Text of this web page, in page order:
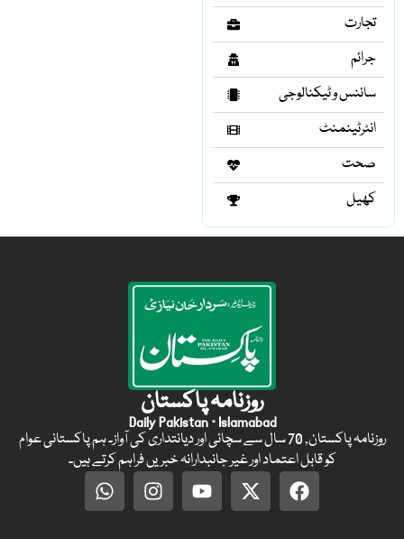
تجارت
جرائم
سائنس و ٹیکنالوجی
انٹرٹینمنٹ
صحت
کھیل
روزنامہ پاکستان
Daily Pakistan · Islamabad
روزنامہ پاکستان, 70 سال سے سچائی اور دیانتداری کی آواز۔ ہم پاکستانی عوام
کو قابل اعتماد اور غیر جانبدارانہ خبریں فراہم کرتے ہیں۔